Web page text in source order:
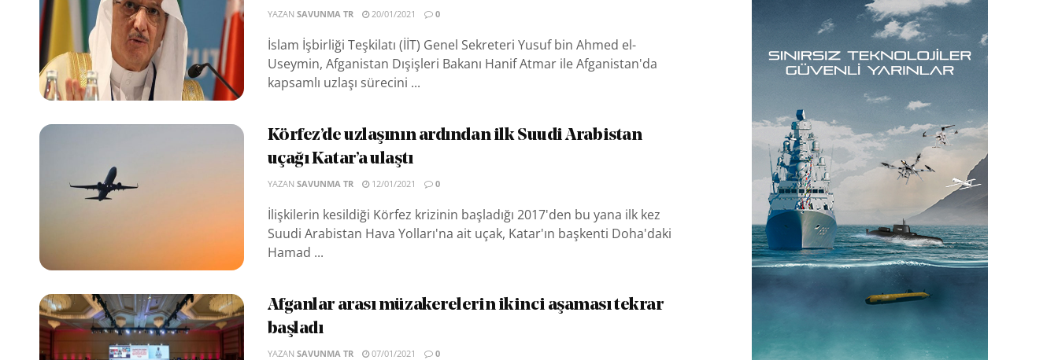
YAZAN SAVUNMA TR 20/01/2021 0
İslam İşbirliği Teşkilatı (İİT) Genel Sekreteri Yusuf bin Ahmed el-
Useymin, Afganistan Dışişleri Bakanı Hanif Atmar ile Afganistan'da
kapsamlı uzlaşı sürecini ...
Körfez’de uzlaşının ardından ilk Suudi Arabistan
uçağı Katar’a ulaştı
YAZAN SAVUNMA TR 12/01/2021 0
İlişkilerin kesildiği Körfez krizinin başladığı 2017'den bu yana ilk kez
Suudi Arabistan Hava Yolları'na ait uçak, Katar'ın başkenti Doha'daki
Hamad ...
Afganlar arası müzakerelerin ikinci aşaması tekrar
başladı
YAZAN SAVUNMA TR 07/01/2021 0